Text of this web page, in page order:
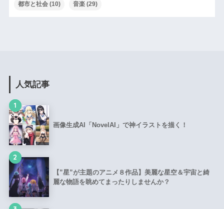
都市と社会(10) 音楽(29)
人気記事
1
画像生成AI「NovelAI」で神イラストを描く！
2
【”星”が主題のアニメ８作品】美麗な星空＆宇宙と綺
麗な物語を眺めてまったりしませんか？